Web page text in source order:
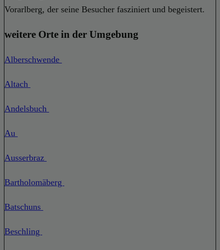
Vorarlberg, der seine Besucher fasziniert und begeistert.
weitere Orte in der Umgebung
Alberschwende
Altach
Andelsbuch
Au
Ausserbraz
Bartholomäberg
Batschuns
Beschling